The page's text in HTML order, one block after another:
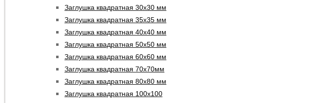
Заглушка квадратная 30х30 мм
Заглушка квадратная 35х35 мм
Заглушка квадратная 40х40 мм
Заглушка квадратная 50х50 мм
Заглушка квадратная 60х60 мм
Заглушка квадратная 70х70мм
Заглушка квадратная 80х80 мм
Заглушка квадратная 100х100